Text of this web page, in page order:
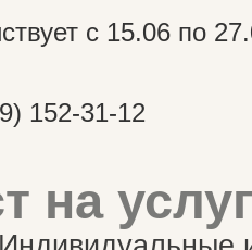
с 15.06 по
152-31-12